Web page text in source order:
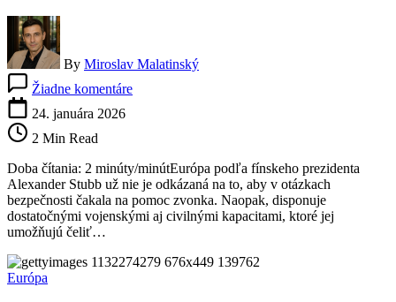
By Miroslav Malatinský
Žiadne komentáreFínsky
má
silu
odradiť
Rusko:
architektúra
kontinentu
24. januára 2026
2 Min Read
Doba čítania: 2 minúty/minútEurópa podľa fínskeho prezidenta
Alexander Stubb už nie je odkázaná na to, aby v otázkach
bezpečnosti čakala na pomoc zvonka. Naopak, disponuje
dostatočnými vojenskými aj civilnými kapacitami, ktoré jej
umožňujú čeliť…
Európa